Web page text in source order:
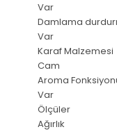
Var
Damlama
Var
Karaf Malzemesi
Cam
Aroma
Var
Ölçüler
Ağırlık